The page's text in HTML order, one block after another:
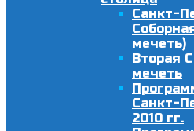
Санкт-
мечеть)
Вторая
мечеть
Санкт-
2010 гг.